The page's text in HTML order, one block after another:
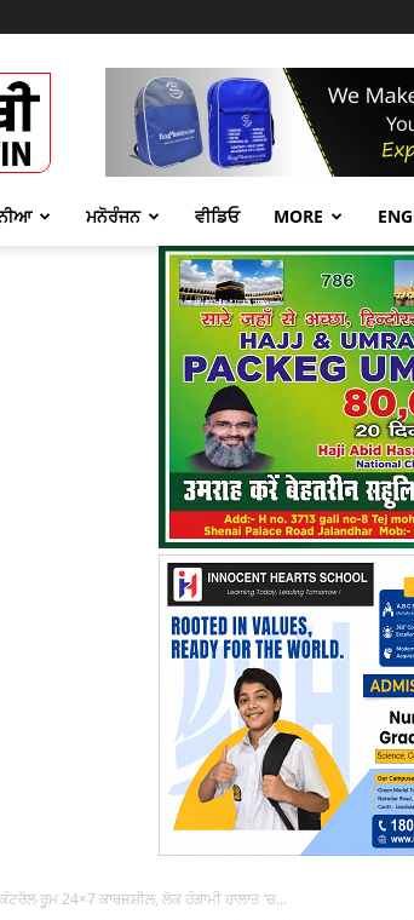
ਮਨੋਰੰਜਨ ਵੀਡਿਓ MORE
ਰੂਮ 24×7 ਕਾਰਜਸ਼ੀਲ, ਲੋਕ ਹੰਗਾਮੀ ਹਾਲਾਤ ‘ਚ...